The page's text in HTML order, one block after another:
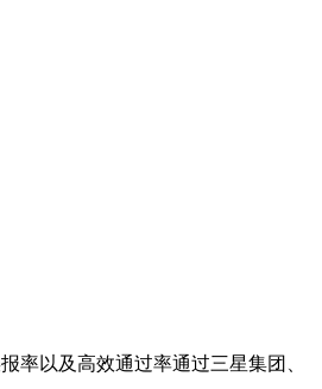
率以及高效通过率通过三星集团、